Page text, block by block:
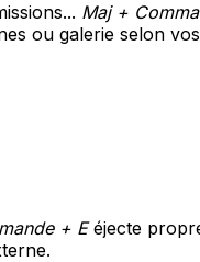
Maj +
ou galerie selon
+ Eéjecte